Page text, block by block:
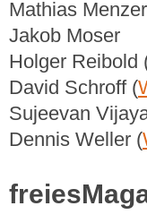
Mathias
Jakob Moser
Holger Reibold
David Schroff (
Sujeevan
Dennis Weller (